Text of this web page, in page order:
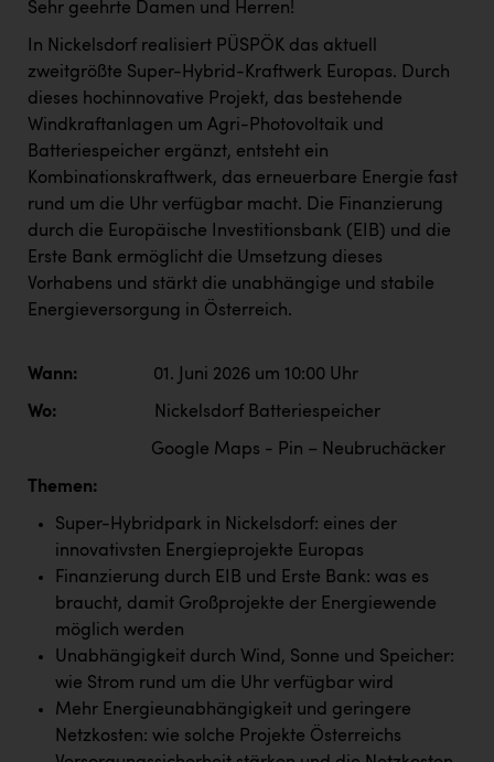
Sehr geehrte Damen und Herren!
In Nickelsdorf realisiert PÜSPÖK das aktuell
zweitgrößte Super-Hybrid-Kraftwerk Europas. Durch
dieses hochinnovative Projekt, das bestehende
Windkraftanlagen um Agri-Photovoltaik und
Batteriespeicher ergänzt, entsteht ein
Kombinationskraftwerk, das erneuerbare Energie fast
rund um die Uhr verfügbar macht. Die Finanzierung
durch die Europäische Investitionsbank (EIB) und die
Erste Bank ermöglicht die Umsetzung dieses
Vorhabens und stärkt die unabhängige und stabile
Energieversorgung in Österreich.
Wann: 01. Juni 2026 um 10:00 Uhr
Wo: Nickelsdorf Batteriespeicher
Google Maps - Pin – Neubruchäcker
Themen:
Super-Hybridpark in Nickelsdorf: eines der
innovativsten Energieprojekte Europas
Finanzierung durch EIB und Erste Bank: was es
braucht, damit Großprojekte der Energiewende
möglich werden
Unabhängigkeit durch Wind, Sonne und Speicher:
wie Strom rund um die Uhr verfügbar wird
Mehr Energieunabhängigkeit und geringere
Netzkosten: wie solche Projekte Österreichs